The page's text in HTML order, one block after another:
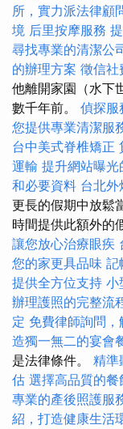
所，實力派法律顧
境 后里按摩服務
尋找專業的清潔公
的辦理方案 徵信社
他離開家園（水下
數千年前。 偵探服
您提供專業清潔服
台中美式脊椎矯正
運輸 提升網站曝
和必要資料 台北
更長的假期中放鬆
時間提供此額外的
讓您放心治療眼疾
您的家更具品味 記
提供全方位支持 小
辦理護照的完整流
定 免費律師詢問
造獨一無二的宴會
是法律條件。 精準
估 選擇高品質的
專業的產後照護服
紹，打造健康生活